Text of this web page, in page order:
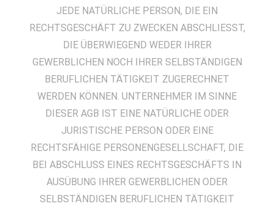
JEDE NATÜRLICHE PERSON, DIE EIN
RECHTSGESCHÄFT ZU ZWECKEN ABSCHLIESST,
DIE ÜBERWIEGEND WEDER IHRER
GEWERBLICHEN NOCH IHRER SELBSTÄNDIGEN
BERUFLICHEN TÄTIGKEIT ZUGERECHNET
WERDEN KÖNNEN. UNTERNEHMER IM SINNE
DIESER AGB IST EINE NATÜRLICHE ODER
JURISTISCHE PERSON ODER EINE
RECHTSFÄHIGE PERSONENGESELLSCHAFT, DIE
BEI ABSCHLUSS EINES RECHTSGESCHÄFTS IN
AUSÜBUNG IHRER GEWERBLICHEN ODER
SELBSTÄNDIGEN BERUFLICHEN TÄTIGKEIT